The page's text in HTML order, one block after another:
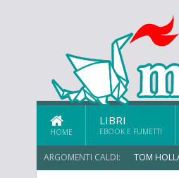
HOME
LIBRI
EBOOK E FUMETTI
ARGOMENTI CALDI: TOM